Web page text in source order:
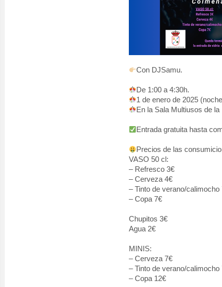
Con DJSamu.
De 1:00 a 4:30h.
1 de enero de 2025
En la Sala Multiusos de
Entrada gratuita hasta
Precios de las
VASO 50 cl:
– Refresco 3€
– Cerveza 4€
– Tinto de verano/calimocho
– Copa 7€
Chupitos 3€
Agua 2€
MINIS:
– Cerveza 7€
– Tinto de verano/calimocho
– Copa 12€